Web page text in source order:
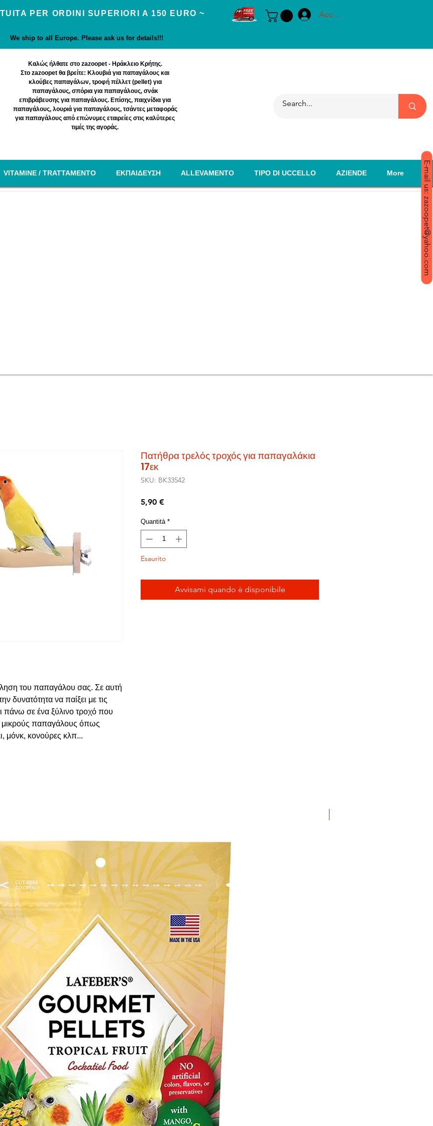
E-mail us: zazoopet@yahoo.com
PER ORDINI SUPERIORI A 150 EURO ~ Accedi
We ship to all Europe. Please ask us for details!!!
Καλώς ήλθατε στο zazoopet - Ηράκλειο Κρήτης.
Στο zazoopet θα βρείτε: Κλουβιά για παπαγάλους και
κλούβες παπαγάλων, τροφή πέλλετ (pellet) για
παπαγάλους, σπόρια για παπαγάλους, σνάκ
επιβράβευσης για παπαγάλους. Επίσης, παιχνίδια για
παπαγάλους, λουριά για παπαγάλους, τσάντες μεταφοράς
για παπαγάλους από επώνυμες εταιρείες στις καλύτερες
τιμές της αγοράς.
VITAMINE / TRATTAMENTO EΚΠΑΙΔΕΥΣΗ ALLEVAMENTO TIPO DI UCCELLO AZIENDE More
του παπαγάλου σας. Σε αυτή
δυνατότητα να παίξει με τις
πάνω σε ένα ξύλινο τροχό που
μικρούς παπαγάλους όπως
μόνκ, κονούρες κλπ...
Πατήθρα τρελός τροχός για παπαγαλάκια
17εκ
SKU: BK33542
5,90 €Prezzo
Quantità *
Esaurito
Avvisami quando è disponibile